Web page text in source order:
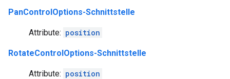
PanControlOptions-Schnittstelle
Attribute: position
RotateControlOptions-Schnittstelle
Attribute: position